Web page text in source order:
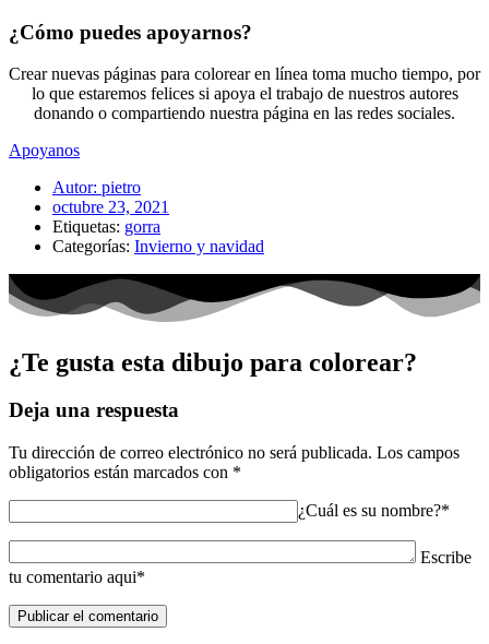
¿Cómo puedes apoyarnos?
Crear nuevas páginas para colorear en línea toma mucho tiempo, por
lo que estaremos felices si apoya el trabajo de nuestros autores
donando o compartiendo nuestra página en las redes sociales.
Apoyanos
Autor: pietro
octubre 23, 2021
Etiquetas: gorra
Categorías: Invierno y navidad
¿Te gusta esta dibujo para colorear?
Deja una respuesta
Tu dirección de correo electrónico no será publicada. Los campos
obligatorios están marcados con *
¿Cuál es su nombre?*
Escribe
tu comentario aqui*